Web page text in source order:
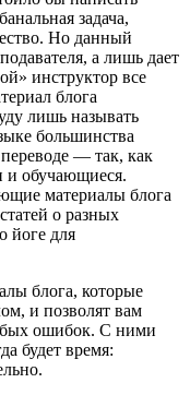
задача,
Но данный
а лишь дает
инструктор все
блога
лишь называть
большинства
— так, как
и обучающиеся.
материалы блога
о разных
йоге для
блога, которые
и позволят вам
ошибок. С ними
будет время: